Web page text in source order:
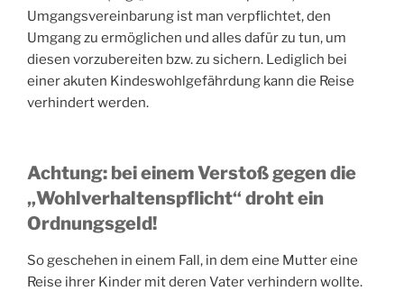
Umgangsvereinbarung ist man verpflichtet, den
Umgang zu ermöglichen und alles dafür zu tun, um
diesen vorzubereiten bzw. zu sichern. Lediglich bei
einer akuten Kindeswohlgefährdung kann die Reise
verhindert werden.
Achtung: bei einem Verstoß gegen die
„Wohlverhaltenspflicht“ droht ein
Ordnungsgeld!
So geschehen in einem Fall, in dem eine Mutter eine
Reise ihrer Kinder mit deren Vater verhindern wollte.